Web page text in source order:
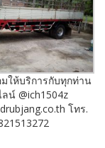
ให้บริการกับทุกท่าน
ลน์ @ich1504z
โทร.